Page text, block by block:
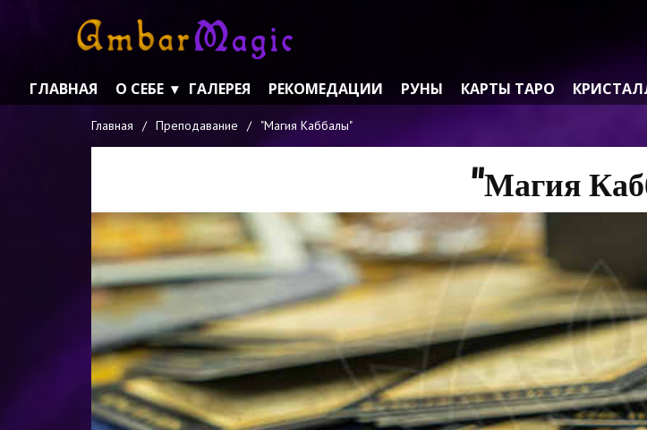
ГЛАВНАЯ О СЕБЕ ГАЛЕРЕЯ РЕКОМЕДАЦИИ РУНЫ КАРТЫ ТАРО
Главная / Преподавание / "Магия Каббалы"
"Магия